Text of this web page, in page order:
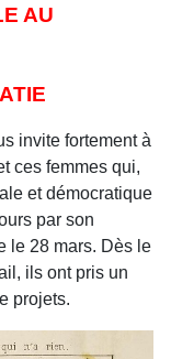
AU
invite fortement à
ces femmes qui,
et démocratique
par son
le 28 mars. Dès le
ils ont pris un
projets.